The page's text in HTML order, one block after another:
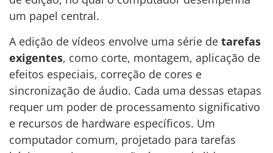
um papel central.
A edição de vídeos envolve uma série de tarefas
exigentes, como corte, montagem, aplicação de
efeitos especiais, correção de cores e
sincronização de áudio. Cada uma dessas etapas
requer um poder de processamento significativo
e recursos de hardware específicos. Um
computador comum, projetado para tarefas